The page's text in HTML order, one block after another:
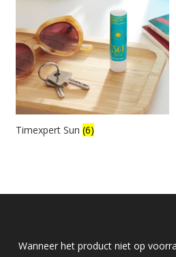
Timexpert Sun(6)
Wanneer het product niet op